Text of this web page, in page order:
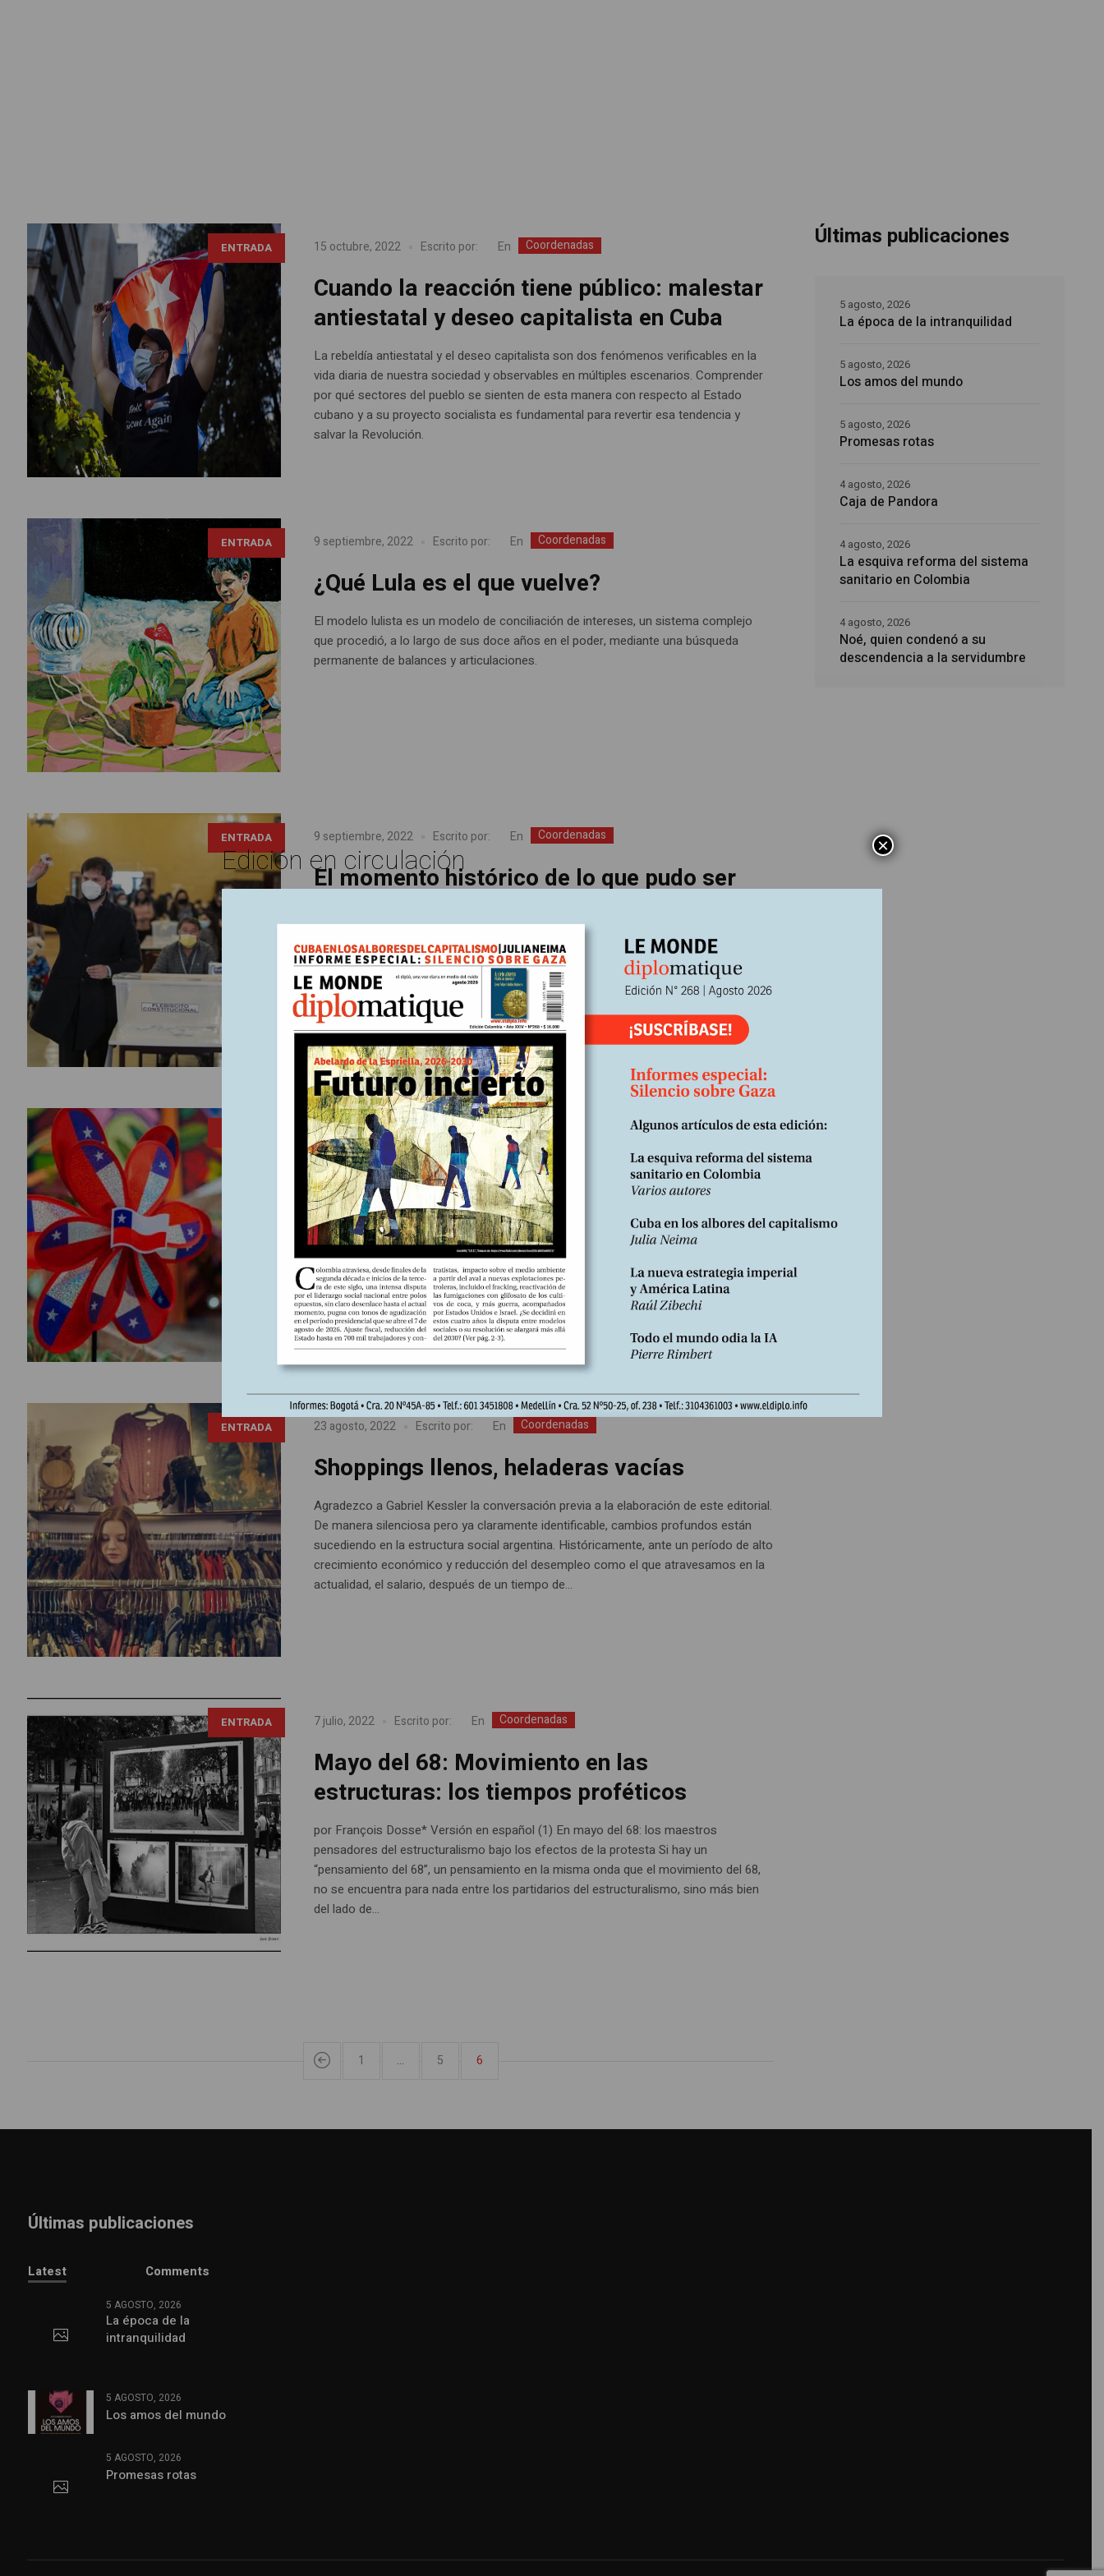
ENTRADA 15 octubre, 2022 Escrito por: En Coordenadas
Cuando la reacción tiene público: malestar
antiestatal y deseo capitalista en Cuba
La rebeldía antiestatal y el deseo capitalista son dos fenómenos verificables en la
vida diaria de nuestra sociedad y observables en múltiples escenarios. Comprender
por qué sectores del pueblo se sienten de esta manera con respecto al Estado
cubano y a su proyecto socialista es fundamental para revertir esa tendencia y
salvar la Revolución.
ENTRADA 9 septiembre, 2022 Escrito por: En Coordenadas
¿Qué Lula es el que vuelve?
El modelo lulista es un modelo de conciliación de intereses, un sistema complejo
que procedió, a lo largo de sus doce años en el poder, mediante una búsqueda
permanente de balances y articulaciones.
ENTRADA 9 septiembre, 2022 Escrito por: En Coordenadas
El momento histórico de lo que pudo ser
reflexionar del porqué de la derrota y los escenarios que se abren donde la clase
política tendrá la responsabilidad de continuar con el proceso constitucional abierto
el 25 de octubre del 2020 con el plebiscito de entrada y su significativo 80–20.
9 septiembre, 2022 Escrito por: En Coordenadas
El rotundo triunfo del Rechazo al proyecto
constitucional. El futuro que se nos escapó
El rechazo a la propuesta constitucional el pasado 4 de septiembre se debe
caracterizar como una derrota de carácter estratégico para quienes sostenemos
una agenda de transformaciones sociales estructurales, profundas y sistémicas.
ENTRADA 23 agosto, 2022 Escrito por: En Coordenadas
Shoppings llenos, heladeras vacías
Agradezco a Gabriel Kessler la conversación previa a la elaboración de este editorial.
De manera silenciosa pero ya claramente identificable, cambios profundos están
sucediendo en la estructura social argentina. Históricamente, ante un período de alto
crecimiento económico y reducción del desempleo como el que atravesamos en la
actualidad, el salario, después de un tiempo de...
ENTRADA 7 julio, 2022 Escrito por: En Coordenadas
Mayo del 68: Movimiento en las
estructuras: los tiempos proféticos
por François Dosse* Versión en español (1) En mayo del 68: los maestros
pensadores del estructuralismo bajo los efectos de la protesta Si hay un
“pensamiento del 68”, un pensamiento en la misma onda que el movimiento del 68,
no se encuentra para nada entre los partidarios del estructuralismo, sino más bien
del lado de...
1 … 5 6
Últimas publicaciones
La época de la intranquilidad
5 agosto, 2026
Los amos del mundo
5 agosto, 2026
Promesas rotas
5 agosto, 2026
Caja de Pandora
4 agosto, 2026
La esquiva reforma del sistema
sanitario en Colombia
4 agosto, 2026
Noé, quien condenó a su
descendencia a la servidumbre
4 agosto, 2026
Últimas publicaciones
Latest Comments
5 AGOSTO, 2026
La época de la
intranquilidad
5 AGOSTO, 2026
Los amos del mundo
5 AGOSTO, 2026
Promesas rotas
Edición en circulación ×